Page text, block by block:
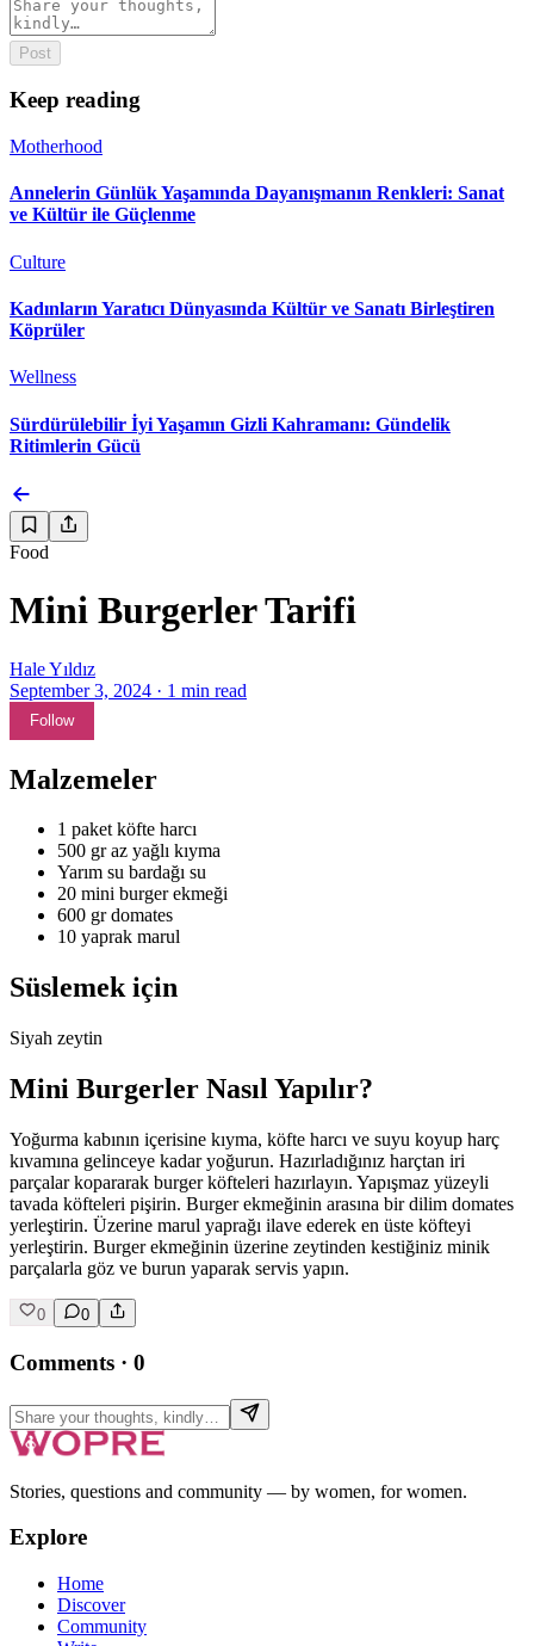
Post
Keep reading
Motherhood
Annelerin Günlük Yaşamında Dayanışmanın Renkleri: Sanat
ve Kültür ile Güçlenme
Culture
Kadınların Yaratıcı Dünyasında Kültür ve Sanatı Birleştiren
Köprüler
Wellness
Sürdürülebilir İyi Yaşamın Gizli Kahramanı: Gündelik
Ritimlerin Gücü
Food
Mini Burgerler Tarifi
Hale Yıldız
September 3, 2024 · 1 min read
Follow
Malzemeler
1 paket köfte harcı
500 gr az yağlı kıyma
Yarım su bardağı su
20 mini burger ekmeği
600 gr domates
10 yaprak marul
Süslemek için
Siyah zeytin
Mini Burgerler Nasıl Yapılır?
Yoğurma kabının içerisine kıyma, köfte harcı ve suyu koyup harç
kıvamına gelinceye kadar yoğurun. Hazırladığınız harçtan iri
parçalar kopararak burger köfteleri hazırlayın. Yapışmaz yüzeyli
tavada köfteleri pişirin. Burger ekmeğinin arasına bir dilim domates
yerleştirin. Üzerine marul yaprağı ilave ederek en üste köfteyi
yerleştirin. Burger ekmeğinin üzerine zeytinden kestiğiniz minik
parçalarla göz ve burun yaparak servis yapın.
0 0
Comments · 0
Stories, questions and community — by women, for women.
Explore
Home
Discover
Community